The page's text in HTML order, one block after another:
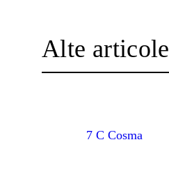
Alte articole
7 C Cosma